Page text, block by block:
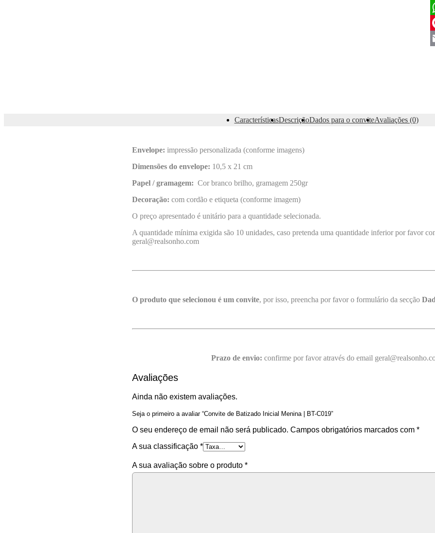
CaracterísticasDescriçãoDados para o conviteAvaliações (0)
Envelope: impressão personalizada (conforme imagens)
Dimensões do envelope: 10,5 x 21 cm
Papel / gramagem: Cor branco brilho, gramagem 250gr
Decoração: com cordão e etiqueta (conforme imagem)
O preço apresentado é unitário para a quantidade selecionada.
A quantidade mínima exigida são 10 unidades, caso pretenda uma quantidade inferior por favor
geral@realsonho.com
O produto que selecionou é um convite, por isso, preencha por favor o formulário da secção
Prazo de envio: confirme por favor através do email
Avaliações
Ainda não existem avaliações.
Seja o primeiro a avaliar “Convite de Batizado Inicial Menina | BT-C019”
O seu endereço de email não será publicado. Campos obrigatórios marcados com *
A sua classificação *
A sua avaliação sobre o produto *